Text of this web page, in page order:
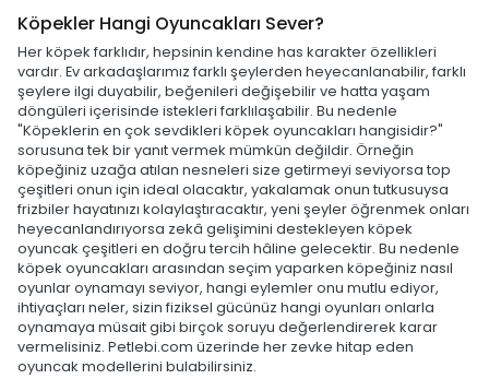
Köpekler Hangi Oyuncakları Sever?
Her köpek farklıdır, hepsinin kendine has karakter özellikleri
vardır. Ev arkadaşlarımız farklı şeylerden heyecanlanabilir, farklı
şeylere ilgi duyabilir, beğenileri değişebilir ve hatta yaşam
döngüleri içerisinde istekleri farklılaşabilir. Bu nedenle
"Köpeklerin en çok sevdikleri köpek oyuncakları hangisidir?"
sorusuna tek bir yanıt vermek mümkün değildir. Örneğin
köpeğiniz uzağa atılan nesneleri size getirmeyi seviyorsa top
çeşitleri onun için ideal olacaktır, yakalamak onun tutkusuysa
frizbiler hayatınızı kolaylaştıracaktır, yeni şeyler öğrenmek onları
heyecanlandırıyorsa zekâ gelişimini destekleyen köpek
oyuncak çeşitleri en doğru tercih hâline gelecektir. Bu nedenle
köpek oyuncakları arasından seçim yaparken köpeğiniz nasıl
oyunlar oynamayı seviyor, hangi eylemler onu mutlu ediyor,
ihtiyaçları neler, sizin fiziksel gücünüz hangi oyunları onlarla
oynamaya müsait gibi birçok soruyu değerlendirerek karar
vermelisiniz. Petlebi.com üzerinde her zevke hitap eden
oyuncak modellerini bulabilirsiniz.